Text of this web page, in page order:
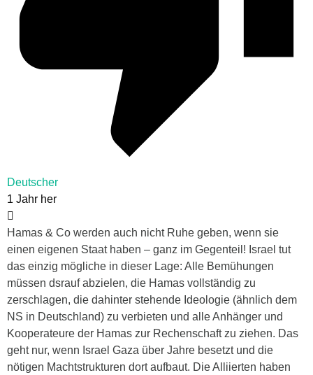
Deutscher
1 Jahr her
Hamas & Co werden auch nicht Ruhe geben, wenn sie
einen eigenen Staat haben – ganz im Gegenteil! Israel tut
das einzig mögliche in dieser Lage: Alle Bemühungen
müssen dsrauf abzielen, die Hamas vollständig zu
zerschlagen, die dahinter stehende Ideologie (ähnlich dem
NS in Deutschland) zu verbieten und alle Anhänger und
Kooperateure der Hamas zur Rechenschaft zu ziehen. Das
geht nur, wenn Israel Gaza über Jahre besetzt und die
nötigen Machtstrukturen dort aufbaut. Die Alliierten haben